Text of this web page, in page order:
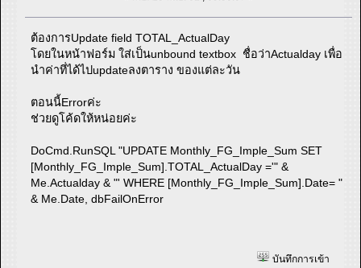
ต้องการUpdate field TOTAL_ActualDay
โดยในหน้าฟอร์ม ใส่เป็นunbound textbox ชื่อว่าActualday เพื่อ
นำค่าที่ได้ไปupdateลงตาราง ของแต่ละวัน
ตอนนี้Errorค่ะ
ช่วยดูโค้ดให้หน่อยค่ะ
DoCmd.RunSQL "UPDATE Monthly_FG_Imple_Sum SET
[Monthly_FG_Imple_Sum].TOTAL_ActualDay ='" &
Me.Actualday & "' WHERE [Monthly_FG_Imple_Sum].Date= "
& Me.Date, dbFailOnError
บันทึกการเข้า